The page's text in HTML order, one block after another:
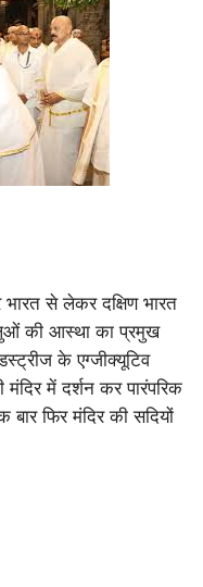
भारत से लेकर दक्षिण भारत
की आस्था का प्रमुख
के एग्जीक्यूटिव
में दर्शन कर पारंपरिक
फिर मंदिर की सदियों